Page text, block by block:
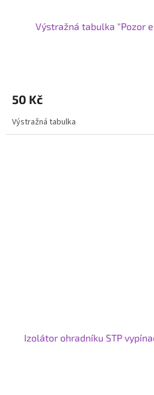
Výstražná tabulka "Pozor
50 Kč
Výstražná tabulka
Izolátor ohradníku STP